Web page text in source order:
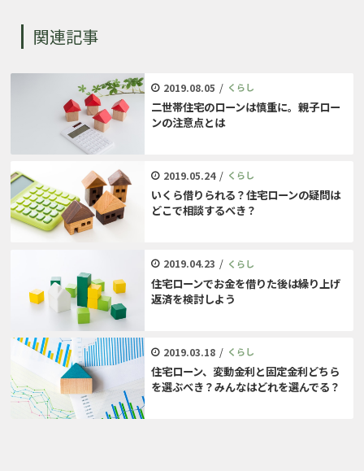
関連記事
2019.08.05 / くらし
二世帯住宅のローンは慎重に。親子ロー
ンの注意点とは
2019.05.24 / くらし
いくら借りられる？住宅ローンの疑問は
どこで相談するべき？
2019.04.23 / くらし
住宅ローンでお金を借りた後は繰り上げ
返済を検討しよう
2019.03.18 / くらし
住宅ローン、変動金利と固定金利どちら
を選ぶべき？みんなはどれを選んでる？